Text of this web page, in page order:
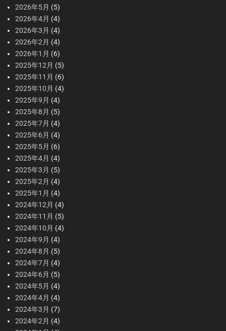
2026年5月 (5)
2026年4月 (4)
2026年3月 (4)
2026年2月 (4)
2026年1月 (6)
2025年12月 (5)
2025年11月 (6)
2025年10月 (4)
2025年9月 (4)
2025年8月 (5)
2025年7月 (4)
2025年6月 (4)
2025年5月 (6)
2025年4月 (4)
2025年3月 (5)
2025年2月 (4)
2025年1月 (4)
2024年12月 (4)
2024年11月 (5)
2024年10月 (4)
2024年9月 (4)
2024年8月 (5)
2024年7月 (4)
2024年6月 (5)
2024年5月 (4)
2024年4月 (4)
2024年3月 (7)
2024年2月 (4)